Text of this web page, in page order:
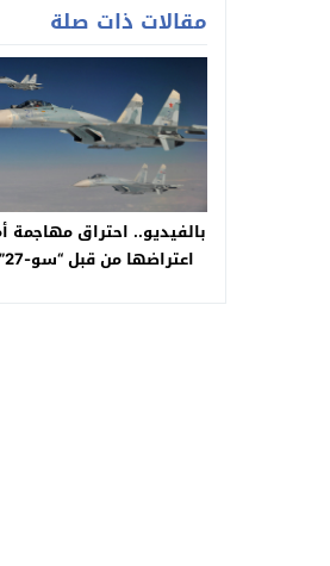
مقالات ذات صلة
بالفيديو.. احتراق مهاجمة
اعتراضها من قبل “سو-27” الروسية